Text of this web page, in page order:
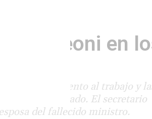
a Meoni en
reconocimiento al trabajo y
su pase al Estado. El secretario
del fallecido ministro.